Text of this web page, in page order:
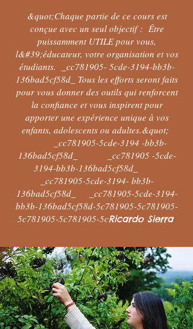
&quot;Chaque partie de ce cours est
conçue avec un seul objectif : Être
puissamment UTILE pour vous,
l&#39;éducateur, votre organisation et vos
étudiants. _cc781905- 5cde-3194-bb3b-
136bad5cf58d_ Tous les efforts seront faits
pour vous donner des outils qui renforcent
la confiance et vous inspirent pour
apporter une expérience unique à vos
enfants, adolescents ou adultes.&quot;
_cc781905-5cde-3194 -bb3b-
136bad5cf58d_ _cc781905 -5cde-
3194-bb3b-136bad5cf58d_
_cc781905-5cde-3194- bb3b-
136bad5cf58d_ _cc781905-5cde-3194-
bb3b-136bad5cf58d-5c781905-5c781905-
5c781905-5c781905-5cRicardo Sierra